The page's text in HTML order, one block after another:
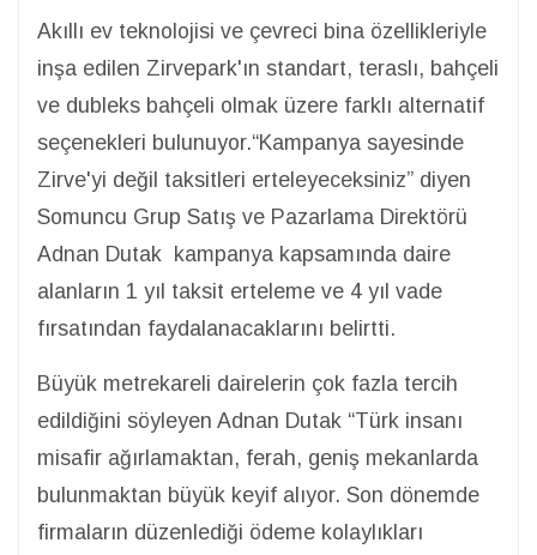
Akıllı ev teknolojisi ve çevreci bina özellikleriyle
inşa edilen Zirvepark'ın standart, teraslı, bahçeli
ve dubleks bahçeli olmak üzere farklı alternatif
seçenekleri bulunuyor.“Kampanya sayesinde
Zirve'yi değil taksitleri erteleyeceksiniz” diyen
Somuncu Grup Satış ve Pazarlama Direktörü
Adnan Dutak kampanya kapsamında daire
alanların 1 yıl taksit erteleme ve 4 yıl vade
fırsatından faydalanacaklarını belirtti.
Büyük metrekareli dairelerin çok fazla tercih
edildiğini söyleyen Adnan Dutak “Türk insanı
misafir ağırlamaktan, ferah, geniş mekanlarda
bulunmaktan büyük keyif alıyor. Son dönemde
firmaların düzenlediği ödeme kolaylıkları